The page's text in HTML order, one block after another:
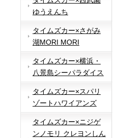
ゆうえんち
タイムズカー×さがみ
湖MORI MORI
タイムズカー×横浜・
八景島シーパラダイス
タイムズカー×スパリ
ゾートハワイアンズ
タイムズカー×ニジゲ
ンノモリ クレヨンしん